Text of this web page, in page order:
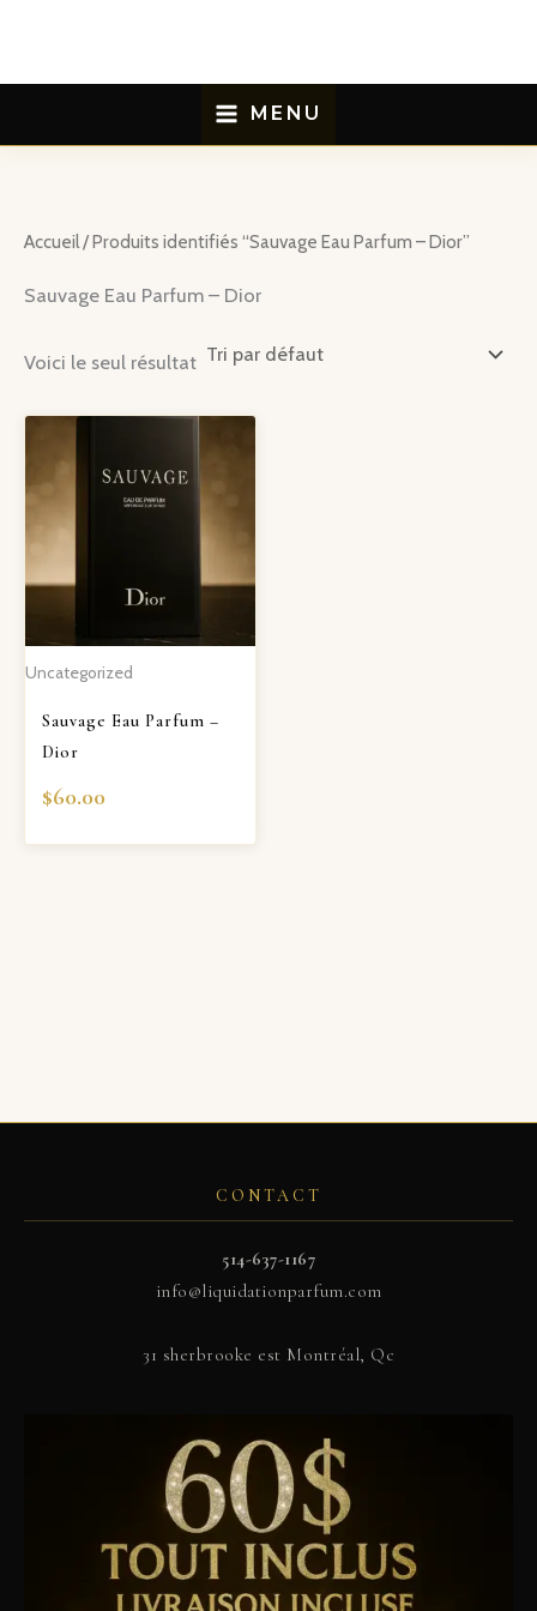
contenu
MENU
Accueil/ Produits identifiés “Sauvage Eau Parfum – Dior”
Sauvage Eau Parfum – Dior
Voici le seul résultat
Uncategorized
Sauvage Eau Parfum –
Dior
$60.00
CONTACT
514-637-1167
info@liquidationparfum.com
31 sherbrooke est Montréal, Qc